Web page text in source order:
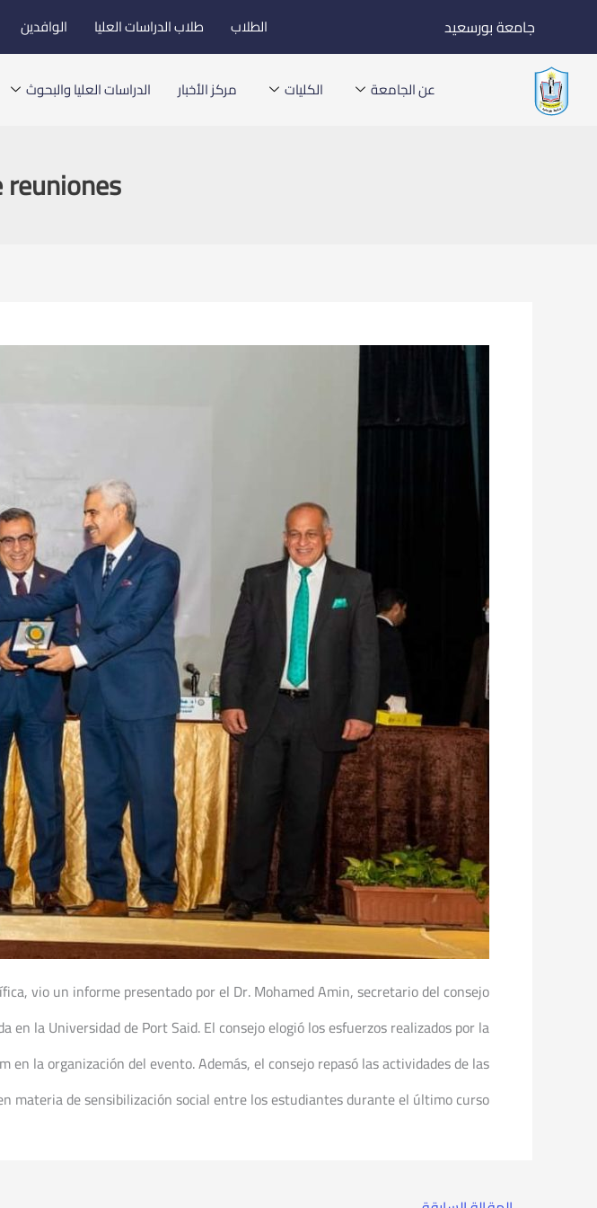
إلى
المحتوى
جامعة بورسعيد الطلاب طلاب الدراسات العليا الوافدين
عن الجامعة الكليات مركز الأخبار الدراسات العليا والبحوث
vio un informe presentado por el Dr. Mohamed Amin, secretario del consejo
la Universidad de Port Said. El consejo elogió los esfuerzos realizados por la
la organización del evento. Además, el consejo repasó las actividades de las
materia de sensibilización social entre los estudiantes durante el último curso.